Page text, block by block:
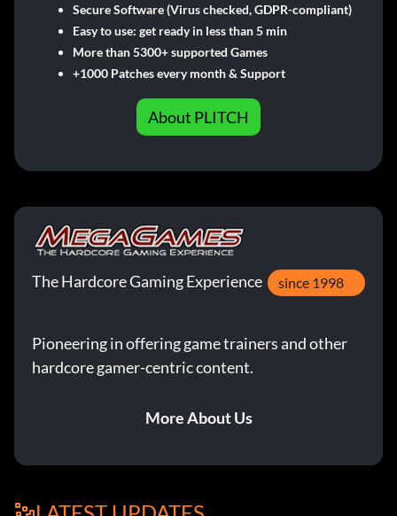
Secure Software (Virus checked, GDPR-compliant)
Easy to use: get ready in less than 5 min
More than 5300+ supported Games
+1000 Patches every month & Support
About PLITCH
The Hardcore Gaming Experience since 1998
Pioneering in offering game trainers and other
hardcore gamer-centric content.
More About Us